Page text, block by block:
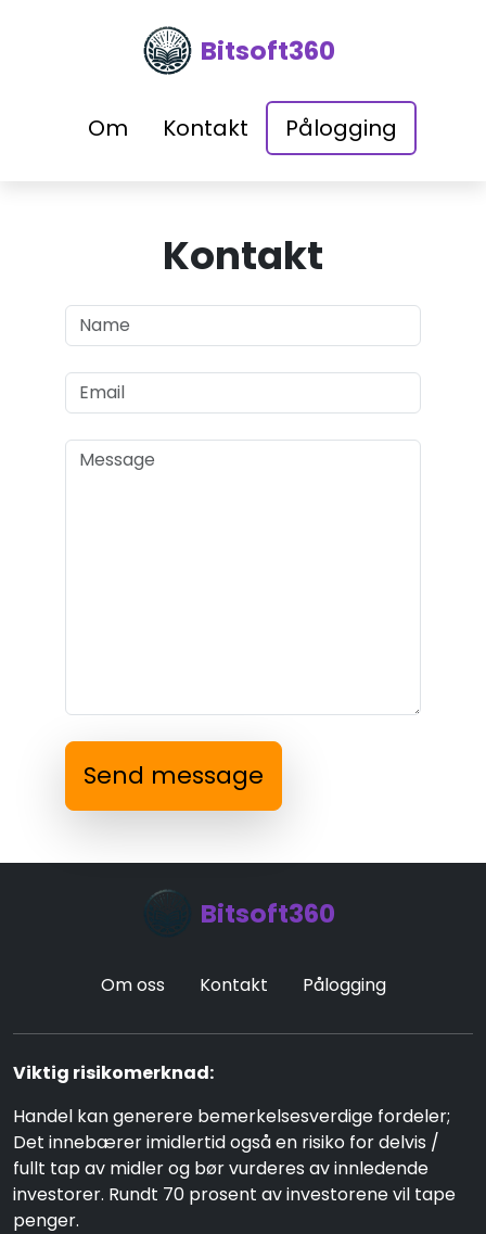
Bitsoft360
Om Kontakt Pålogging
Kontakt
Send message
Bitsoft360
Om oss Kontakt Pålogging
Viktig risikomerknad:
Handel kan generere bemerkelsesverdige fordeler;
Det innebærer imidlertid også en risiko for delvis /
fullt tap av midler og bør vurderes av innledende
investorer. Rundt 70 prosent av investorene vil tape
penger.